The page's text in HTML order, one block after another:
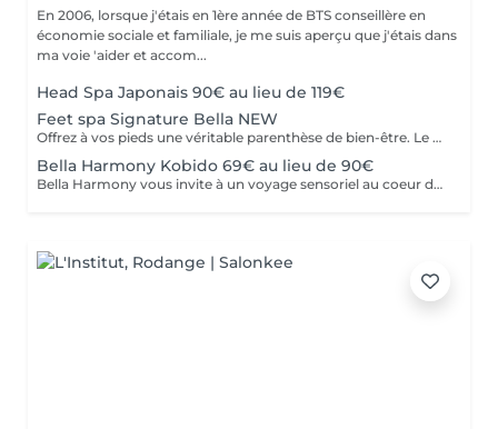
En 2006, lorsque j'étais en 1ère année de BTS conseillère en
économie sociale et familiale, je me suis aperçu que j'étais dans
ma voie 'aider et accom...
Head Spa Japonais 90€ au lieu de 119€
Feet spa Signature Bella NEW
Offrez à vos pieds une véritable parenthèse de bien-être. Le Feet Spa Signature Bella Linea est un rituel de relaxation de 45 minutes, réalisé avec notre appareil, spécialement adapté aux pieds. L'association de l'eau chaude, des jets relaxants et d'un massage expert procure une sensation immédiate de légèreté tout en prenant soin de votre peau. Le déroulement du soin -Nettoyage et préparation des pieds -Bain relaxant avec jets d'eau -Gommage exfoliant pour éliminer les cellules mortes -Soin anti-callosités ciblé -Massage relaxant des pieds -Hydratation intense pour une peau douce et nourrie. Les bienfaits -Soulage les pieds fatigués -Diminue les sensations de lourdeur -Adoucit les callosités -Hydrate intensément la peau -Favorise la détente et réduit le stress Laisse les pieds doux et sublimés Que vous passiez vos journées debout, que vous pratiquiez une activité sportive ou que vous souhaitiez simplement vous accorder un moment pour vous, le Feet Spa Signature est le soin idéal pour retrouver des pieds légers et parfaitement entretenus.
Bella Harmony Kobido 69€ au lieu de 90€
Bella Harmony vous invite à un voyage sensoriel au coeur de l'art ancestral du Kobido. Ce massage japonais du visage associe une gestuelle précise et rythmée à des mouvements délicats qui stimulent la circulation sanguine et énergétique, raffermissent les tissus et redonnent éclat au teint. Au-delà de son action anti-âge visible, il procure une profonde sensation de bien-être : Tonifie les muscles du visage et redessine les contours Stimule la circulation et l'éclat naturel de la peau Lisse les traits et atténue les signes de fatigue Apporte sérénité et détente intérieure. Un soin d'exception qui conjugue beauté et harmonie, pour préserver l'éclat et la jeunesse du visage de manière naturelle